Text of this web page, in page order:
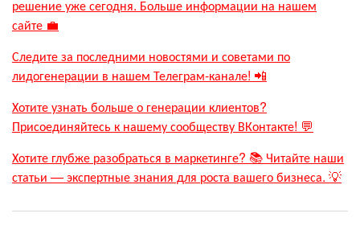
решение уже сегодня. Больше информации на нашем
сайте 💼
Следите за последними новостями и советами по
лидогенерации в нашем Телеграм-канале! 📲
Хотите узнать больше о генерации клиентов?
Присоединяйтесь к нашему сообществу ВКонтакте! 💬
Хотите глубже разобраться в маркетинге? 📚 Читайте наши
статьи — экспертные знания для роста вашего бизнеса. 💡